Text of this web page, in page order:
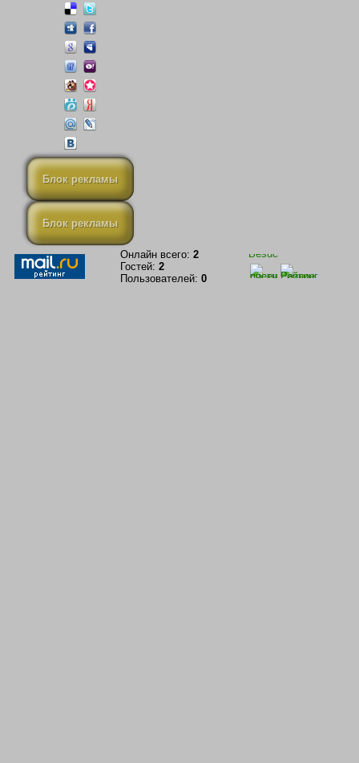
Блок рекламы
Блок рекламы
Онлайн всего: 2
Гостей: 2
Пользователей: 0